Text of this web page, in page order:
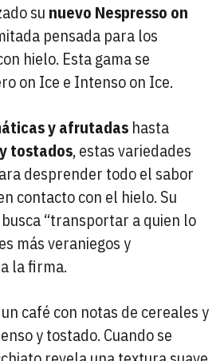
su nuevo Nespresso on
pensada para los
hielo. Esta gama se
on Ice e Intenso on Ice.
y afrutadas hasta
tostados, estas variedades
desprender todo el sabor
contacto con el hielo. Su
“transportar a quien lo
más veraniegos y
la firma.
café con notas de cereales y
y tostado. Cuando se